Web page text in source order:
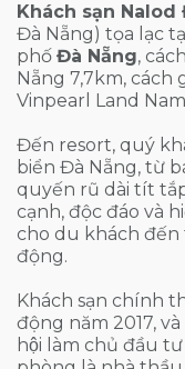
Khách sạn Nalod
Đà Nẵng) tọa lạc
phố Đà Nẵng,
Nẵng 7,7km, cách
Vinpearl Land
Đến resort, quý
biển Đà Nẵng, từ
quyến rũ dài tít
cạnh, độc đáo và
cho du khách
động.
Khách sạn chính
động năm 2017,
hội làm chủ đầu